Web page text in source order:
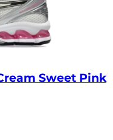
Sweet Pink